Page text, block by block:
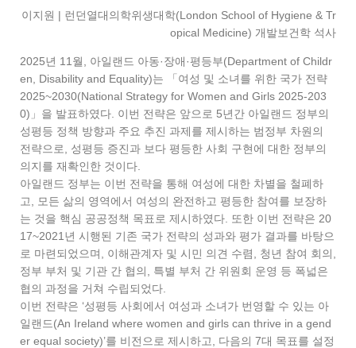
Women's
Institute
이지원 | 런던열대의학위생대학(London School of Hygiene & Tr
opical Medicine) 개발보건학 석사
2025년 11월, 아일랜드 아동·장애·평등부(Department of Childr
en, Disability and Equality)는 「여성 및 소녀를 위한 국가 전략
2025~2030(National Strategy for Women and Girls 2025-203
0)」을 발표하였다. 이번 전략은 앞으로 5년간 아일랜드 정부의
성평등 정책 방향과 주요 추진 과제를 제시하는 범정부 차원의
전략으로, 성평등 증진과 보다 평등한 사회 구현에 대한 정부의
의지를 재확인한 것이다.
아일랜드 정부는 이번 전략을 통해 여성에 대한 차별을 철폐하
고, 모든 삶의 영역에서 여성의 완전하고 평등한 참여를 보장하
는 것을 핵심 공공정책 목표로 제시하였다. 또한 이번 전략은 20
17~2021년 시행된 기존 국가 전략의 성과와 평가 결과를 바탕으
로 마련되었으며, 이해관계자 및 시민 의견 수렴, 청년 참여 회의,
정부 부처 및 기관 간 협의, 특별 부처 간 위원회 운영 등 폭넓은
협의 과정을 거쳐 수립되었다.
이번 전략은 ‘성평등 사회에서 여성과 소녀가 번영할 수 있는 아
일랜드(An Ireland where women and girls can thrive in a gend
er equal society)’를 비전으로 제시하고, 다음의 7대 목표를 설정